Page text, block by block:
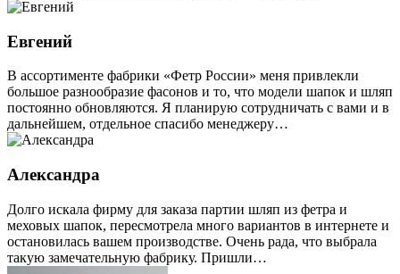
Евгений
В ассортименте фабрики «Фетр России» меня привлекли
большое разнообразие фасонов и то, что модели шапок и шляп
постоянно обновляются. Я планирую сотрудничать с вами и в
дальнейшем, отдельное спасибо менеджеру…
Александра
Долго искала фирму для заказа партии шляп из фетра и
меховых шапок, пересмотрела много вариантов в интернете и
остановилась вашем производстве. Очень рада, что выбрала
такую замечательную фабрику. Пришли…